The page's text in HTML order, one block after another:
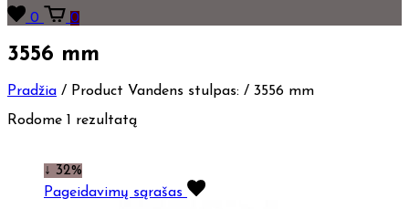
0 0
3556 mm
Pradžia / Product Vandens stulpas: / 3556 mm
Rodome 1 rezultatą
↓ 32%
Pageidavimų sąrašas